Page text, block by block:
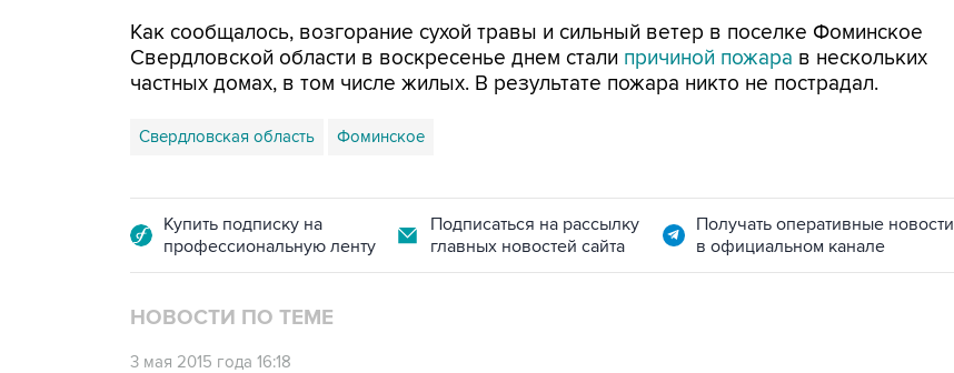
Как сообщалось, возгорание сухой травы и сильный ветер в поселке Фоминское
Свердловской области в воскресенье днем стали причиной пожара в нескольких
частных домах, в том числе жилых. В результате пожара никто не пострадал.
Свердловская область Фоминское
Купить подписку на
профессиональную ленту
Подписаться на рассылку
главных новостей сайта
Получать оперативные новости
в официальном канале
НОВОСТИ ПО ТЕМЕ
3 мая 2015 года 16:18